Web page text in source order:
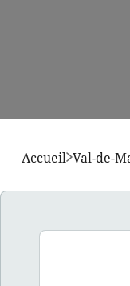
Accueil Val-de-